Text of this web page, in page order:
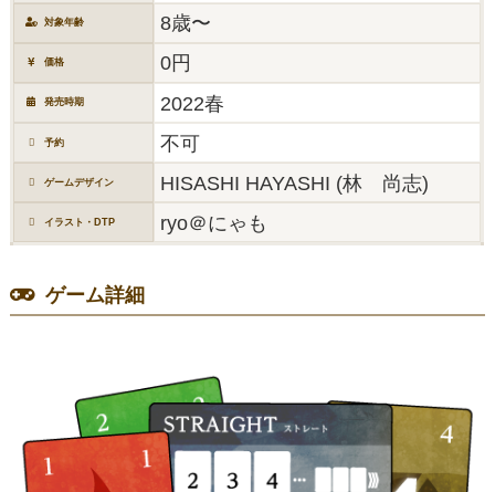
対象年齢 8歳〜
価格 0円
発売時期 2022春
予約 不可
ゲームデザイン HISASHI HAYASHI (林 尚志)
イラスト・DTP ryo＠にゃも
ゲーム詳細